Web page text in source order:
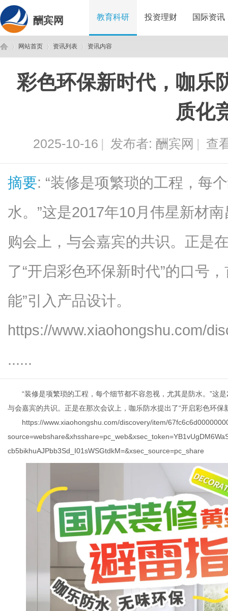
酬宾网 教育科研 投资理财 国际资讯
网站首页
›
资讯列表 资讯内容
彩色环保新时代，咖乐
质化
2025-10-16 | 发布者: 酬宾网 | 查
摘要: “装修是项繁琐的工程，每
水。”这是2017年10月伟星新材
购会上，与会嘉宾的共识。正是
了“开启彩色环保新时代”的口号
能”引入产品设计。
https://www.xiaohongshu.com/
......
“装修是项繁琐的工程，每个细节都不容忽视，尤其是防水。”这
与会嘉宾的共识。正是在那次会议上，咖乐防水提出了“开启彩色环保
https://www.xiaohongshu.com/discovery/item/
cb5bikhuAJPbb3Sd_I01sWSGtdkM=&xsec_source=pc_share